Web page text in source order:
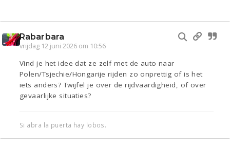
Rabarbara
vrijdag 12 juni 2026 om 10:56
Vind je het idee dat ze zelf met de auto naar
Polen/Tsjechie/Hongarije rijden zo onprettig of is het
iets anders? Twijfel je over de rijdvaardigheid, of over
gevaarlijke situaties?
Si abra la puerta hay lobos.